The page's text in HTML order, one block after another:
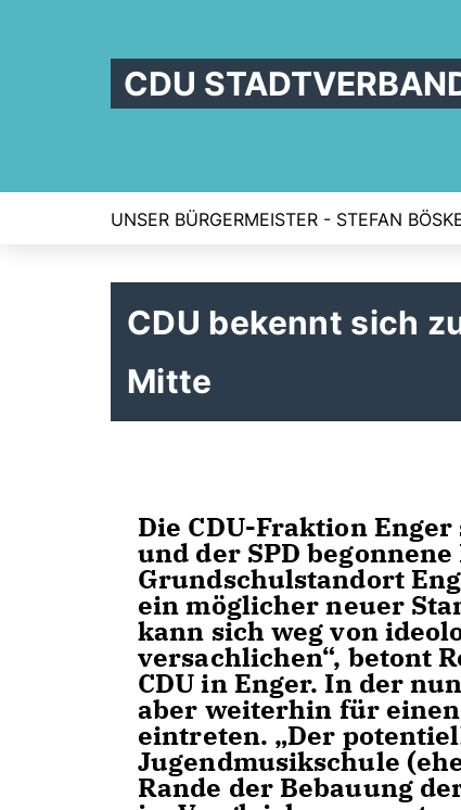
CDU
UNSER BÜRGERMEISTER - STEFAN
CDU bekennt sich
Mitte
Die CDU-Fraktion
und der SPD
Grundschulstandort
ein möglicher neuer
kann sich weg von
versachlichen“, betont
CDU in Enger. In der
aber weiterhin für
eintreten. „Der
Jugendmusikschule
Rande der Bebauung